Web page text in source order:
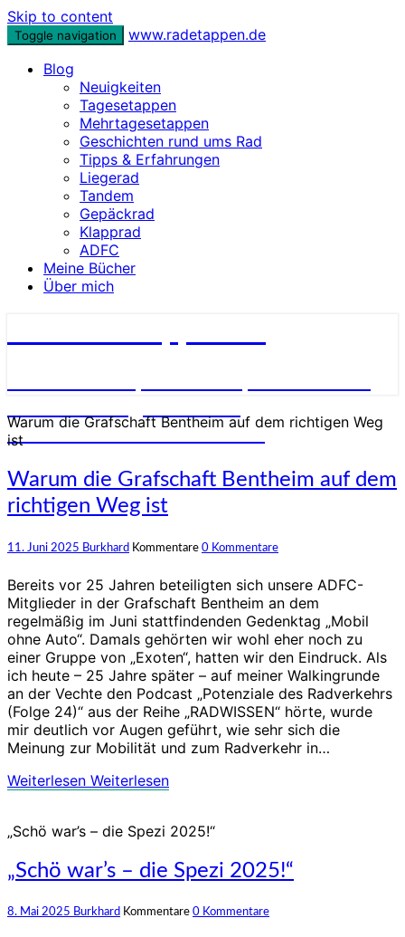
Skip to content
Toggle navigation
www.radetappen.de
Blog
Neuigkeiten
Tagesetappen
Mehrtagesetappen
Geschichten rund ums Rad
Tipps & Erfahrungen
Liegerad
Tandem
Gepäckrad
Klapprad
ADFC
Meine Bücher
Über mich
unterschiedlichsten Rädern
Warum die Grafschaft Bentheim auf dem richtigen Weg
ist
Warum die Grafschaft Bentheim auf dem
richtigen Weg ist
11. Juni 2025 Burkhard Kommentare 0 Kommentare
Bereits vor 25 Jahren beteiligten sich unsere ADFC-
Mitglieder in der Grafschaft Bentheim an dem
regelmäßig im Juni stattfindenden Gedenktag „Mobil
ohne Auto“. Damals gehörten wir wohl eher noch zu
einer Gruppe von „Exoten“, hatten wir den Eindruck. Als
ich heute – 25 Jahre später – auf meiner Walkingrunde
an der Vechte den Podcast „Potenziale des Radverkehrs
(Folge 24)“ aus der Reihe „RADWISSEN“ hörte, wurde
mir deutlich vor Augen geführt, wie sehr sich die
Meinung zur Mobilität und zum Radverkehr in…
Weiterlesen Weiterlesen
„Schö war’s – die Spezi 2025!“
„Schö war’s – die Spezi 2025!“
8. Mai 2025 Burkhard Kommentare 0 Kommentare